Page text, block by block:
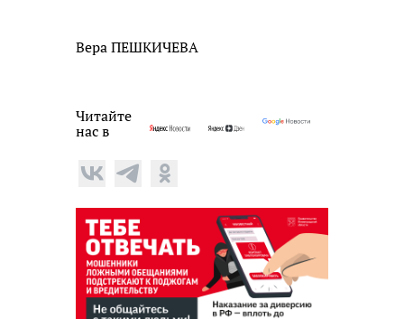
Вера ПЕШКИЧЕВА
Читайте
нас в